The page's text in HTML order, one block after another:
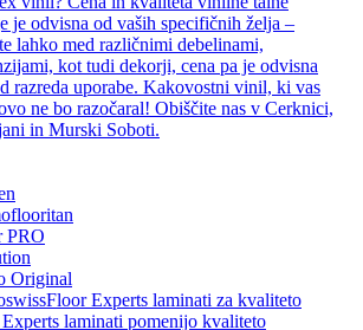
je odvisna od vaših specifičnih želja –
lahko med različnimi debelinami,
kot tudi dekorji, cena pa je odvisna
razreda uporabe. Kakovostni vinil, ki vas
ne bo razočaral! Obiščite nas v Cerknici,
in Murski Soboti.
PRO
Original
Floor Experts laminati za kvaliteto
laminati pomenijo kvaliteto